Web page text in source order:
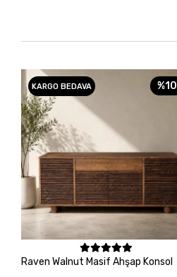
KARGO BEDAVA %10
Sepete Ekle
Raven Walnut Masif Ahşap Konsol